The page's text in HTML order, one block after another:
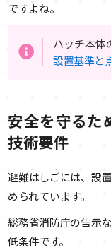
ですよね。
ハッチ本体
設置基準と
安全を守るた
技術要件
避難はしごには、設
められています。
総務省消防庁の告示
低条件です。